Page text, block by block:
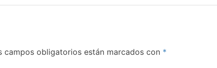
campos obligatorios están marcados con *